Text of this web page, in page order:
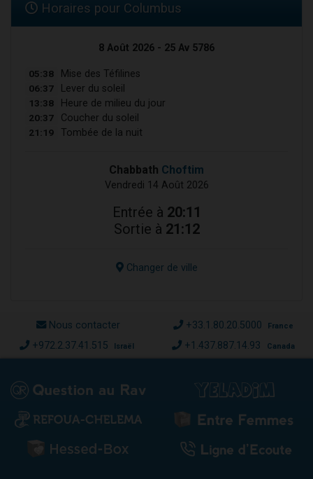
Horaires pour Columbus
8 Août 2026 - 25 Av 5786
05:38 Mise des Téfilines
06:37 Lever du soleil
13:38 Heure de milieu du jour
20:37 Coucher du soleil
21:19 Tombée de la nuit
Chabbath Choftim
Vendredi 14 Août 2026
Entrée à 20:11
Sortie à 21:12
Changer de ville
Nous contacter +33.1.80.20.5000 France
+972.2.37.41.515 Israël +1.437.887.14.93 Canada